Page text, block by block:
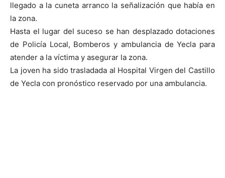
llegado a la cuneta arranco la señalización que había en
la zona.
Hasta el lugar del suceso se han desplazado dotaciones
de Policía Local, Bomberos y ambulancia de Yecla para
atender a la víctima y asegurar la zona.
La joven ha sido trasladada al Hospital Virgen del Castillo
de Yecla con pronóstico reservado por una ambulancia.